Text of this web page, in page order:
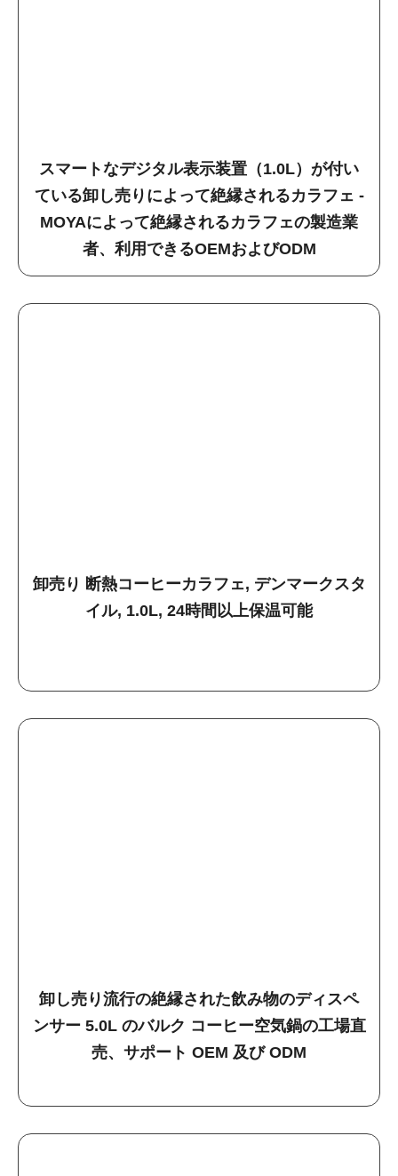
スマートなデジタル表示装置（1.0L）が付い
ている卸し売りによって絶縁されるカラフェ -
MOYAによって絶縁されるカラフェの製造業
者、利用できるOEMおよびODM
卸売り 断熱コーヒーカラフェ, デンマークスタ
イル, 1.0L, 24時間以上保温可能
卸し売り流行の絶縁された飲み物のディスペ
ンサー 5.0L のバルク コーヒー空気鍋の工場直
売、サポート OEM 及び ODM